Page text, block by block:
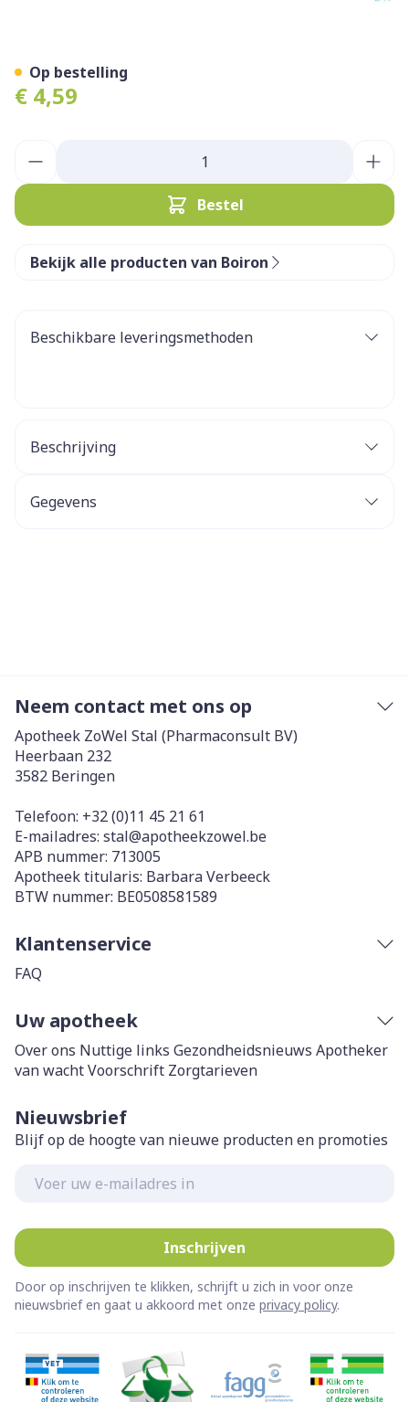
€ 4,59
Bestel
Op bestelling
Bekijk alle producten van Boiron
Beschikbare leveringsmethoden
Beschrijving
Gegevens
Neem contact met ons op
Apotheek ZoWel Stal (Pharmaconsult BV)
Heerbaan 232
3582 Beringen
Telefoon: +32 (0)11 45 21 61
E-mailadres: stal@apotheekzowel.be
APB nummer: 713005
Apotheek titularis: Barbara Verbeeck
BTW nummer: BE0508581589
Klantenservice
FAQ
Uw apotheek
Over ons Nuttige links Gezondheidsnieuws Apotheker
van wachtVoorschrift Zorgtarieven
Nieuwsbrief
Blijf op de hoogte van nieuwe producten en promoties
Inschrijven
Door op inschrijven te klikken, schrijft u zich in voor onze
nieuwsbrief en gaat u akkoord met onze privacy policy.